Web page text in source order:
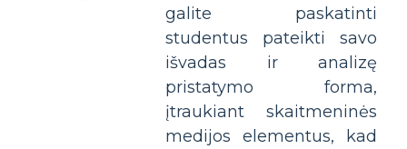
galite paskatinti
studentus pateikti savo
išvadas ir analizę
pristatymo forma,
įtraukiant skaitmeninės
medijos elementus, kad